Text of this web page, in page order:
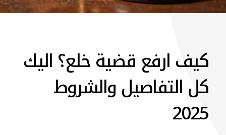
كيف ارفع قضية خلع​؟ اليك
كل التفاصيل والشروط
2025